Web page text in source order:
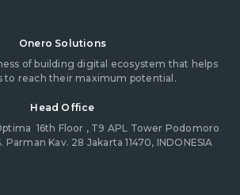
Onero Solutions
of building digital ecosystem that helps
to reach their maximum potential.
Head Office
16th Floor , T9 APL Tower Podomoro
Parman Kav. 28 Jakarta 11470, INDONESIA